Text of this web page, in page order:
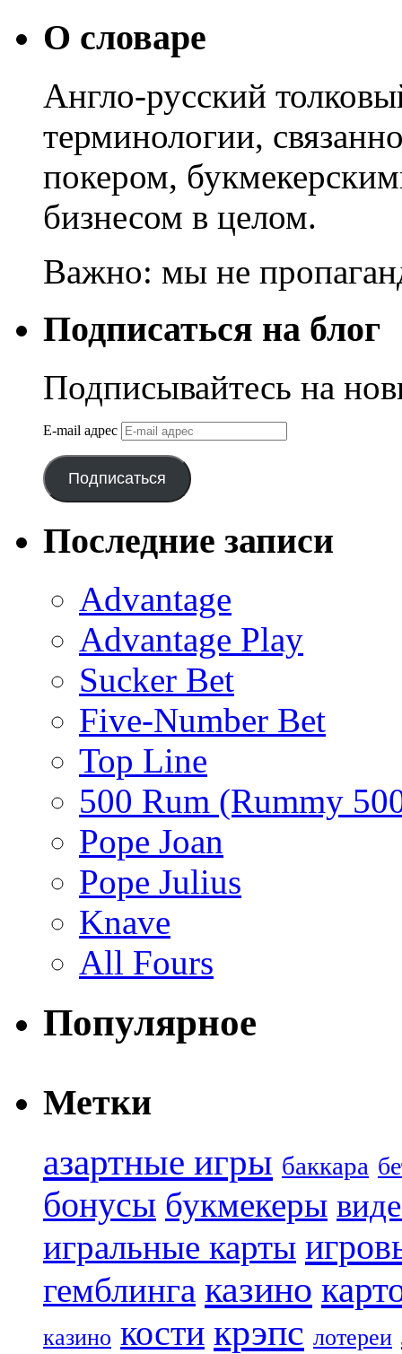
О словаре
Англо-русский
терминологии,
покером,
бизнесом в целом.
Важно: мы не
Подписаться на блог
Подписывайтесь на
E-mail адрес
Подписаться
Последние записи
Advantage
Advantage Play
Sucker Bet
Five-Number Bet
Top Line
500 Rum (Rummy
Pope Joan
Pope Julius
Knave
All Fours
Популярное
Метки
азартные игры баккара
бонусы букмекеры
игральные карты
гемблинга казино
казино кости крэпс лотереи